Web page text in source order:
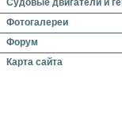
Судовые двигатели и
Фотогалереи
Форум
Карта сайта